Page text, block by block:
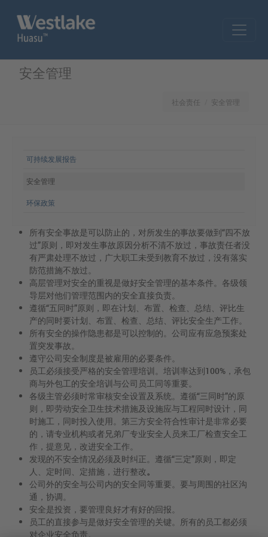
安全管理
社会责任 安全管理
可持续发展报告
安全管理
环保政策
所有安全事故是可以防止的，对所发生的事故要做到“四不放
过”原则，即对发生事故原因分析不清不放过，事故责任者没
有严肃处理不放过，广大职工未受到教育不放过，没有落实
防范措施不放过。
高层管理对安全的重视是做好安全管理的基本条件。各级领
导层对他们管理范围内的安全直接负责。
遵循“五同时”原则，即在计划、布置、检查、总结、评比生
产的同时要计划、布置、检查、总结、评比安全生产工作。
所有安全的操作隐患都是可以控制的。公司应有应急预案处
置突发事故。
遵守公司安全制度是被雇用的必要条件。
员工必须接受严格的安全管理培训。培训率达到100%，承包
商与外包工的安全培训与公司员工同等重要。
各级主管必须时常审核安全设置及系统。遵循“三同时”的原
则，即劳动安全卫生技术措施及设施应与工程同时设计，同
时施工，同时投入使用。第三方安全符合性审计是非常必要
的，请专业机构或者兄弟厂专业安全人员来工厂检查安全工
作，提意见，改进安全工作。
发现的不安全情况必须及时纠正。遵循“三定”原则，即定
人、定时间、定措施，进行整改。
公司外的安全与公司内的安全同等重要。要与周围的社区沟
通，协调。
安全是投资，要管理良好才有好的回报。
员工的直接参与是做好安全管理的关键。所有的员工都必须
对企业安全负责。